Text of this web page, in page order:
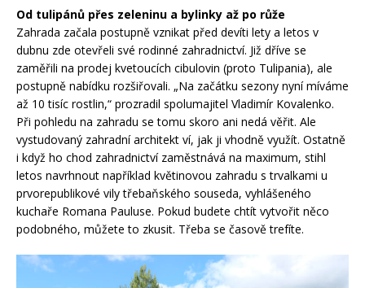
Od tulipánů přes zeleninu a bylinky až po růže
Zahrada začala postupně vznikat před devíti lety a letos v
dubnu zde otevřeli své rodinné zahradnictví. Již dříve se
zaměřili na prodej kvetoucích cibulovin (proto Tulipania), ale
postupně nabídku rozšiřovali. „Na začátku sezony nyní míváme
až 10 tisíc rostlin,“ prozradil spolumajitel Vladimír Kovalenko.
Při pohledu na zahradu se tomu skoro ani nedá věřit. Ale
vystudovaný zahradní architekt ví, jak ji vhodně využít. Ostatně
i když ho chod zahradnictví zaměstnává na maximum, stihl
letos navrhnout například květinovou zahradu s trvalkami u
prvorepublikové vily třebaňského souseda, vyhlášeného
kuchaře Romana Pauluse. Pokud budete chtít vytvořit něco
podobného, můžete to zkusit. Třeba se časově trefíte.